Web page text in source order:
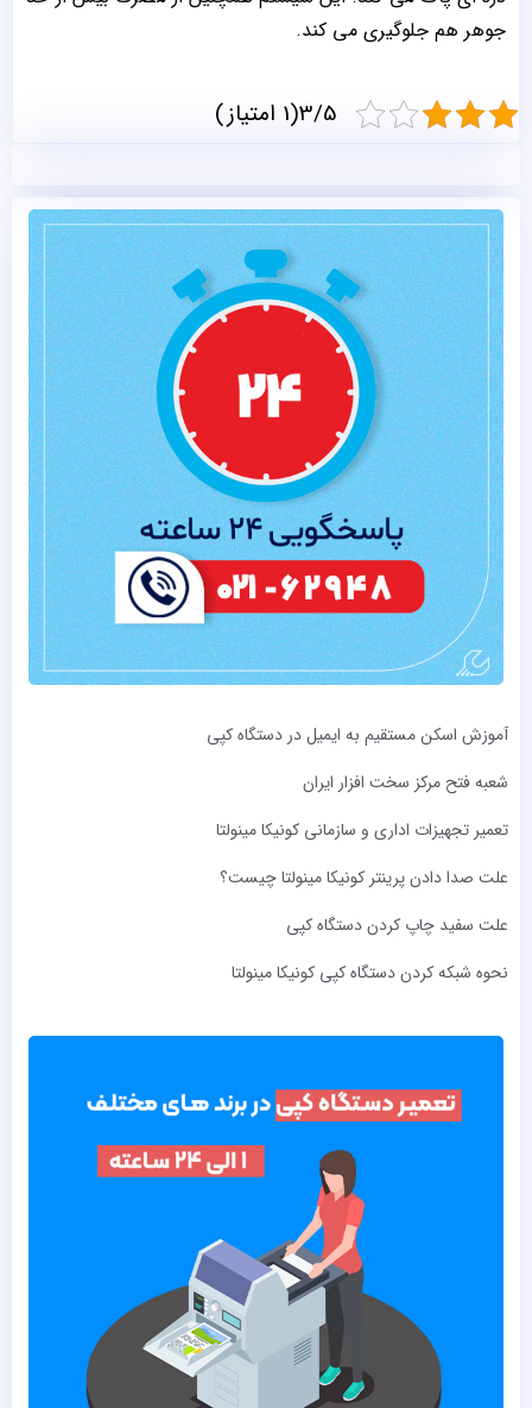
جوهر هم جلوگیری می کند.
3/5(1 امتیاز)
آموزش اسکن مستقیم به ایمیل در دستگاه کپی
شعبه فتح مرکز سخت ‌افزار ایران
تعمیر تجهیزات اداری و سازمانی کونیکا مینولتا
علت صدا دادن پرینتر کونیکا مینولتا چیست؟
علت سفید چاپ کردن دستگاه کپی
نحوه شبکه کردن دستگاه کپی کونیکا مینولتا